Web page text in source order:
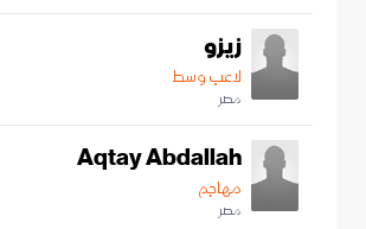
زيزو
لاعب وسط
مصر
Aqtay Abdallah
مهاجم
مصر